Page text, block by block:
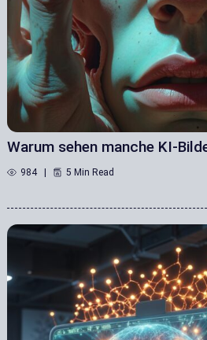
Warum sehen manche KI-
984 5 Min Read